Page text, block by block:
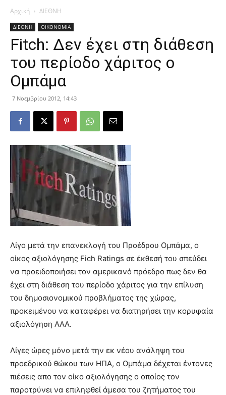
Αρχική ΔΙΕΘΝΗ
ΔΙΕΘΝΗ ΟΙΚΟΝΟΜΙΑ
Fitch: Δεν έχει στη διάθεση
του περίοδο χάριτος ο
Ομπάμα
7 Νοεμβρίου 2012, 14:43
Λίγο μετά την επανεκλογή του Προέδρου Ομπάμα, ο
οίκος αξιολόγησης Fich Ratings σε έκθεσή του σπεύδει
να προειδοποιήσει τον αμερικανό πρόεδρο πως δεν θα
έχει στη διάθεση του περίοδο χάριτος για την επίλυση
του δημοσιονομικού προβλήματος της χώρας,
προκειμένου να καταφέρει να διατηρήσει την κορυφαία
αξιολόγηση ΑΑΑ.
Λίγες ώρες μόνο μετά την εκ νέου ανάληψη του
προεδρικού θώκου των ΗΠΑ, ο Ομπάμα δέχεται έντονες
πιέσεις απο τον οίκο αξιολόγησης ο οποίος τον
παροτρύνει να επιληφθεί άμεσα του ζητήματος του